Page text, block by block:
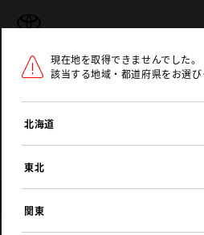
ラインアップ オーナーサポー
現在地を取得できませんでした。
該当する地域・都道府県をお選び
北海道
東北
関東
トヨタ認定中古車